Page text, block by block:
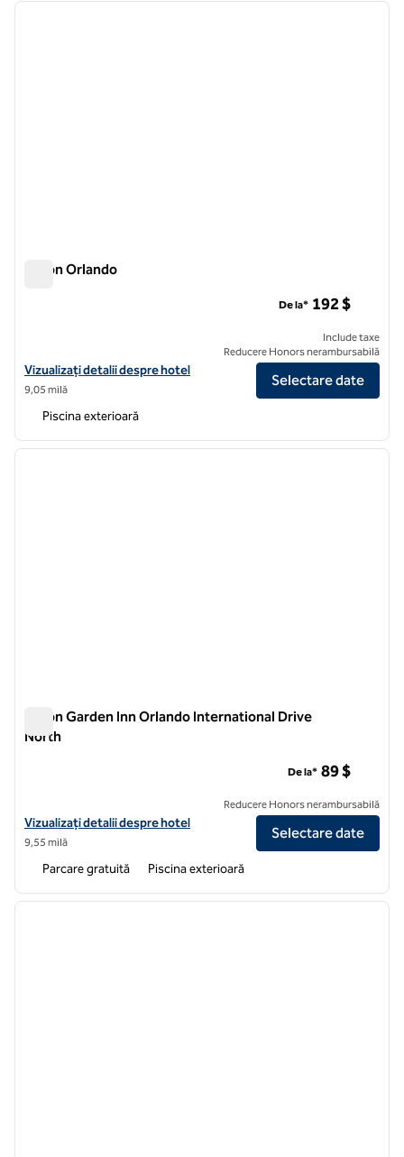
1 din 12
Hilton Orlando
Vizualizați detaliile hotelului Hilton Orlando
Vizualizați detalii despre hotel
9,05 milă
De la* 192 $
Include taxe
Reducere Honors nerambursabilă
Selectare date
Piscina exterioară
1 din 12
Hilton Garden Inn Orlando International Drive
North
Vizualizați detaliile hotelului Hilton Garden Inn Orlando International
Vizualizați detalii despre hotel
9,55 milă
De la* 89 $
Reducere Honors nerambursabilă
Selectare date
Parcare gratuită Piscina exterioară
1 din 12